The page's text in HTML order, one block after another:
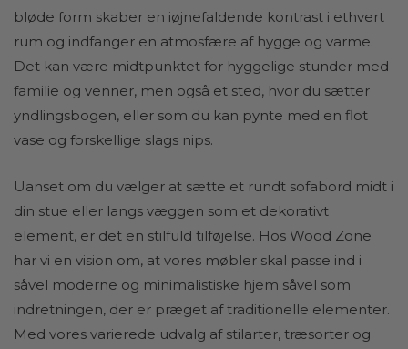
bløde form skaber en iøjnefaldende kontrast i ethvert
rum og indfanger en atmosfære af hygge og varme.
Det kan være midtpunktet for hyggelige stunder med
familie og venner, men også et sted, hvor du sætter
yndlingsbogen, eller som du kan pynte med en flot
vase og forskellige slags nips.
Uanset om du vælger at sætte et rundt sofabord midt i
din stue eller langs væggen som et dekorativt
element, er det en stilfuld tilføjelse. Hos Wood Zone
har vi en vision om, at vores møbler skal passe ind i
såvel moderne og minimalistiske hjem såvel som
indretningen, der er præget af traditionelle elementer.
Med vores varierede udvalg af stilarter, træsorter og